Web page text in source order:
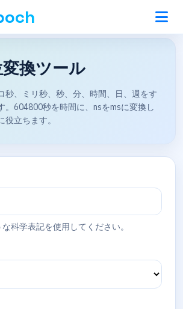
換ツール
秒、ミリ秒、秒、分、時間、日、週をす
。604800秒を時間に、nsをmsに変換し
立ちます。
科学表記を使用してください。